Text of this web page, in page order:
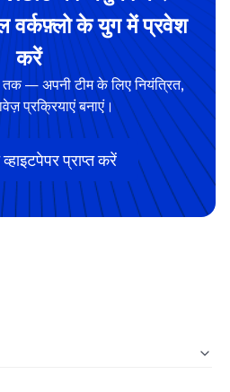
वर्कफ़्लो के युग में प्रवेश
करें
— अपनी टीम के लिए नियंत्रित,
प्रक्रियाएं बनाएं।
प्राप्त करें